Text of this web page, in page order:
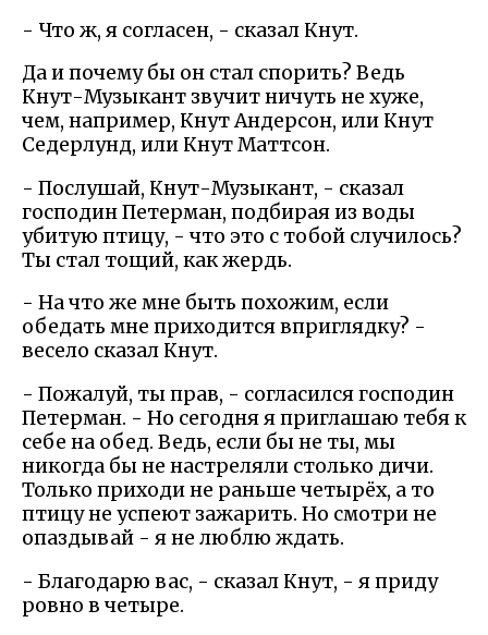
- Что ж, я согласен, - сказал Кнут.
Да и почему бы он стал спорить? Ведь
Кнут-Музыкант звучит ничуть не хуже,
чем, например, Кнут Андерсон, или Кнут
Седерлунд, или Кнут Маттсон.
- Послушай, Кнут-Музыкант, - сказал
господин Петерман, подбирая из воды
убитую птицу, - что это с тобой случилось?
Ты стал тощий, как жердь.
- На что же мне быть похожим, если
обедать мне приходится вприглядку? -
весело сказал Кнут.
- Пожалуй, ты прав, - согласился господин
Петерман. - Но сегодня я приглашаю тебя к
себе на обед. Ведь, если бы не ты, мы
никогда бы не настреляли столько дичи.
Только приходи не раньше четырёх, а то
птицу не успеют зажарить. Но смотри не
опаздывай - я не люблю ждать.
- Благодарю вас, - сказал Кнут, - я приду
ровно в четыре.